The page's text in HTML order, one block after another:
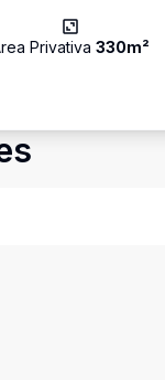
Privativa 330m²